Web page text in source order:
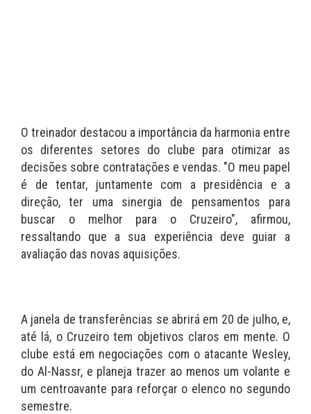
O treinador destacou a importância da harmonia entre
os diferentes setores do clube para otimizar as
decisões sobre contratações e vendas. "O meu papel
é de tentar, juntamente com a presidência e a
direção, ter uma sinergia de pensamentos para
buscar o melhor para o Cruzeiro", afirmou,
ressaltando que a sua experiência deve guiar a
avaliação das novas aquisições.
A janela de transferências se abrirá em 20 de julho, e,
até lá, o Cruzeiro tem objetivos claros em mente. O
clube está em negociações com o atacante Wesley,
do Al-Nassr, e planeja trazer ao menos um volante e
um centroavante para reforçar o elenco no segundo
semestre.